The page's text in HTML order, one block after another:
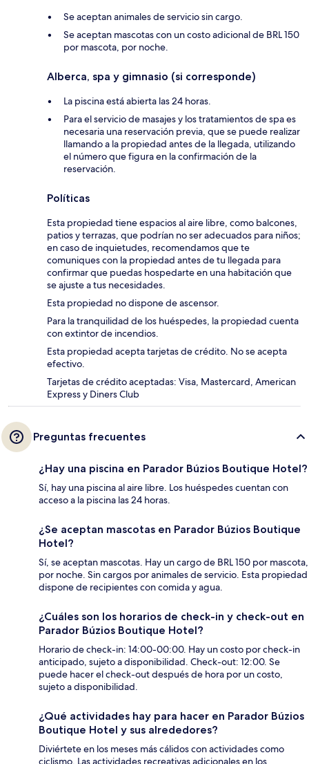
Se aceptan animales de servicio sin cargo.
Se aceptan mascotas con un costo adicional de BRL 150
por mascota, por noche.
Alberca, spa y gimnasio (si corresponde)
La piscina está abierta las 24 horas.
Para el servicio de masajes y los tratamientos de spa es
necesaria una reservación previa, que se puede realizar
llamando a la propiedad antes de la llegada, utilizando
el número que figura en la confirmación de la
reservación.
Políticas
Esta propiedad tiene espacios al aire libre, como balcones,
patios y terrazas, que podrían no ser adecuados para niños;
en caso de inquietudes, recomendamos que te
comuniques con la propiedad antes de tu llegada para
confirmar que puedas hospedarte en una habitación que
se ajuste a tus necesidades.
Esta propiedad no dispone de ascensor.
Para la tranquilidad de los huéspedes, la propiedad cuenta
con extintor de incendios.
Esta propiedad acepta tarjetas de crédito. No se acepta
efectivo.
Tarjetas de crédito aceptadas: Visa, Mastercard, American
Express y Diners Club
Preguntas frecuentes
¿Hay una piscina en Parador Búzios Boutique Hotel?
Sí, hay una piscina al aire libre. Los huéspedes cuentan con
acceso a la piscina las 24 horas.
¿Se aceptan mascotas en Parador Búzios Boutique
Hotel?
Sí, se aceptan mascotas. Hay un cargo de BRL 150 por mascota,
por noche. Sin cargos por animales de servicio. Esta propiedad
dispone de recipientes con comida y agua.
¿Cuáles son los horarios de check-in y check-out en
Parador Búzios Boutique Hotel?
Horario de check-in: 14:00-00:00. Hay un costo por check-in
anticipado, sujeto a disponibilidad. Check-out: 12:00. Se
puede hacer el check-out después de hora por un costo,
sujeto a disponibilidad.
¿Qué actividades hay para hacer en Parador Búzios
Boutique Hotel y sus alrededores?
Diviértete en los meses más cálidos con actividades como
ciclismo. Las actividades recreativas adicionales en los